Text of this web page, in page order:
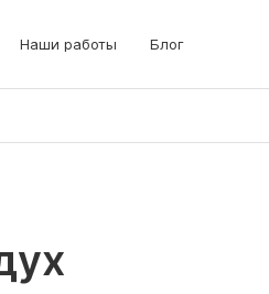
Наши работы Блог